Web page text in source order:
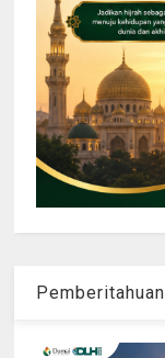
Pemberitahuan